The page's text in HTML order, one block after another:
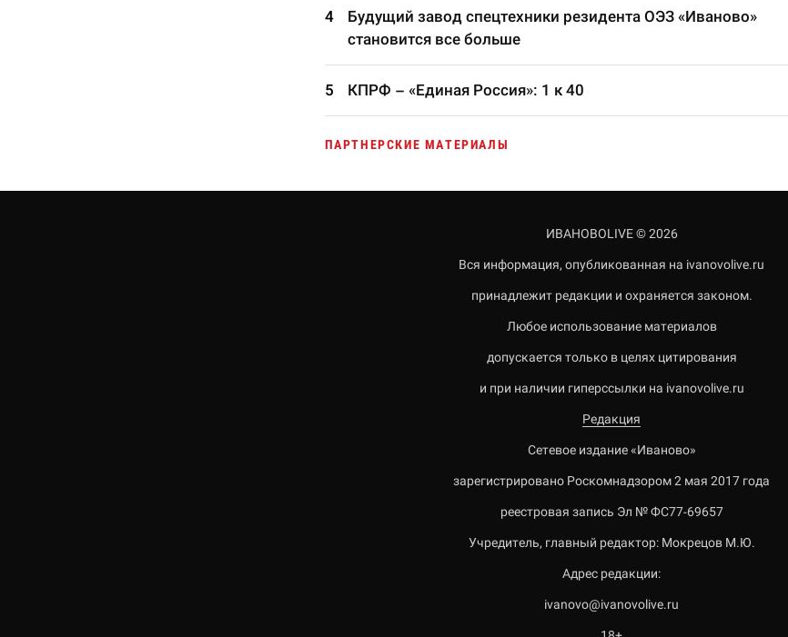
Будущий завод спецтехники резидента ОЭЗ «Иваново»
становится все больше
КПРФ – «Единая Россия»: 1 к 40
ПАРТНЕРСКИЕ МАТЕРИАЛЫ
ИВАНОВОLIVE © 2026
Вся информация, опубликованная на ivanovolive.ru
принадлежит редакции и охраняется законом.
Любое использование материалов
допускается только в целях цитирования
и при наличии гиперссылки на ivanovolive.ru
Редакция
Сетевое издание «Иваново»
зарегистрировано Роскомнадзором 2 мая 2017 года
реестровая запись Эл № ФС77-69657
Учредитель, главный редактор: Мокрецов М.Ю.
Адрес редакции:
ivanovo@ivanovolive.ru